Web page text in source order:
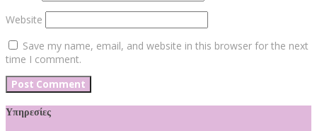
Website
Save my name, email, and website in this browser for the next
time I comment.
Υπηρεσίες